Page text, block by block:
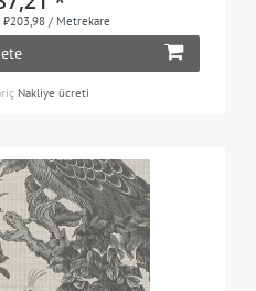
₺203,98 / Metrekare
Nakliye ücreti